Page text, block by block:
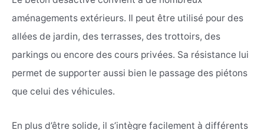
aménagements extérieurs. Il peut être utilisé pour des
allées de jardin, des terrasses, des trottoirs, des
parkings ou encore des cours privées. Sa résistance lui
permet de supporter aussi bien le passage des piétons
que celui des véhicules.
En plus d’être solide, il s’intègre facilement à différents